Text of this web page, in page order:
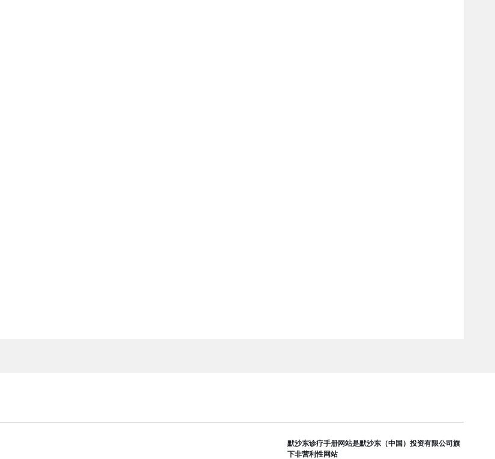
默沙东诊疗手册网站是默沙东（中国）投资有限公司旗
下非营利性网站